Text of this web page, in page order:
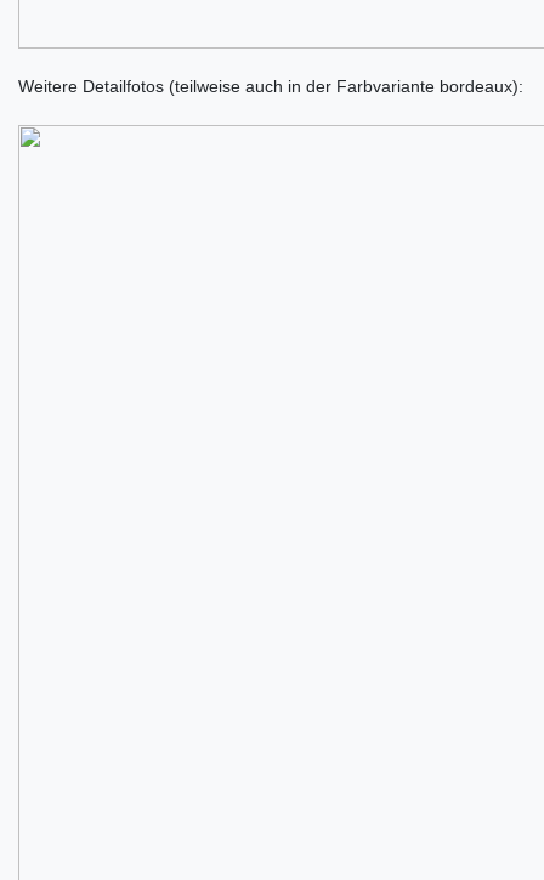
Weitere Detailfotos (teilweise auch in der Farbvariante bordeaux):